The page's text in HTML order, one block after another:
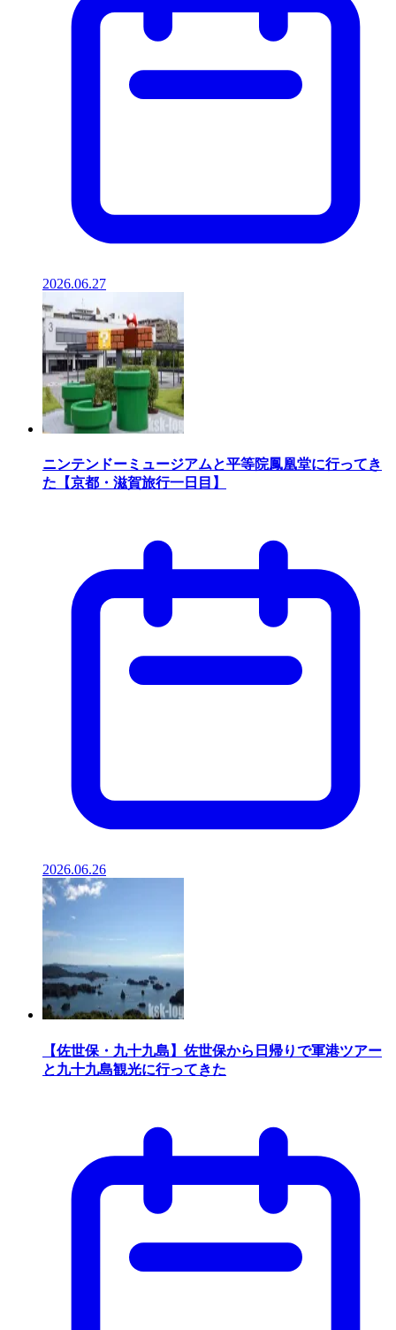
2026.06.27
ニンテンドーミュージアムと平等院鳳凰堂に行ってき
た【京都・滋賀旅行一日目】
2026.06.26
【佐世保・九十九島】佐世保から日帰りで軍港ツアー
と九十九島観光に行ってきた